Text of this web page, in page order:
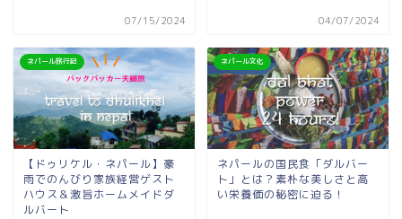
07/15/2024 04/07/2024
ネパール旅行記
【ドゥリケル・ネパール】豪
雨でのんびり家族経営ゲスト
ハウス＆激旨ホームメイドダ
ルバート
ネパール文化
ネパールの国民食「ダルバー
ト」とは？素朴な美しさと高
い栄養価の秘密に迫る！